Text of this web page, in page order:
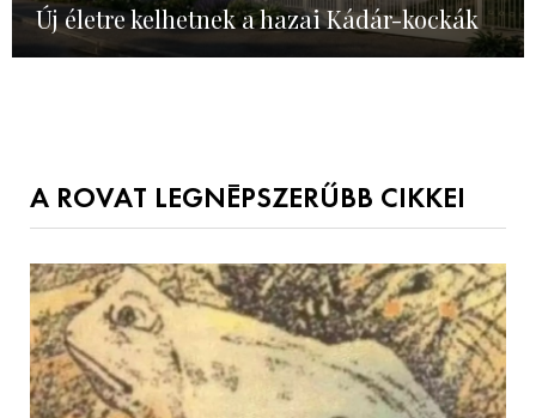
Új életre kelhetnek a hazai Kádár-kockák
A ROVAT LEGNÉPSZERŰBB CIKKEI